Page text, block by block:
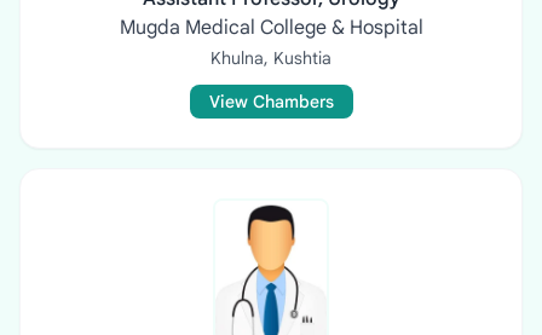
Mugda Medical College & Hospital
Khulna, Kushtia
View Chambers